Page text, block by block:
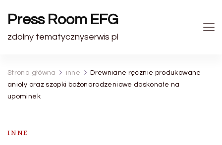
Press Room EFG
zdolny tematycznyserwis pl
Strona główna inne
Drewniane ręcznie produkowane
anioły oraz szopki bożonarodzeniowe doskonałe na
upominek
INNE